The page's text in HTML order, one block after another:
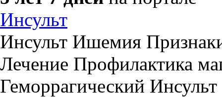
Инсульт
Инсульт Ишемия
Лечение Профилактика
Геморрагический